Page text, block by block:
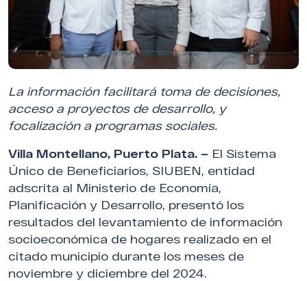
La información facilitará toma de decisiones,
acceso a proyectos de desarrollo, y
focalización a programas sociales.
Villa Montellano, Puerto Plata. – El Sistema
Único de Beneficiarios, SIUBEN, entidad
adscrita al Ministerio de Economía,
Planificación y Desarrollo, presentó los
resultados del levantamiento de información
socioeconómica de hogares realizado en el
citado municipio durante los meses de
noviembre y diciembre del 2024.